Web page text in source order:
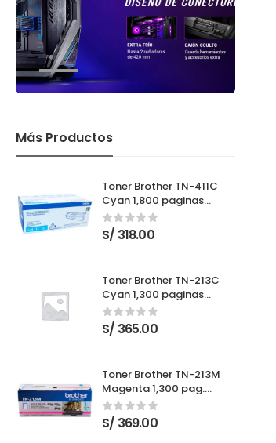
Más Productos
Toner Brother TN-411C
Cyan 1,800 paginas
Nuevo
S/ 318.00
Toner Brother TN-213C
Cyan 1,300 paginas
Nuevo
S/ 365.00
Toner Brother TN-213M
Magenta 1,300 pag.
Nuevo
S/ 369.00